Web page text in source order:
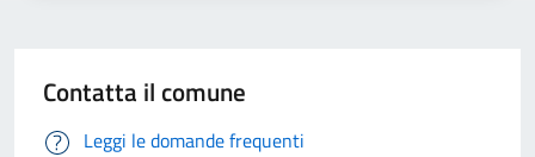
Contatta il comune
Leggi le domande frequenti